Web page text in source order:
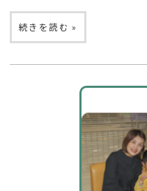
続きを読む »